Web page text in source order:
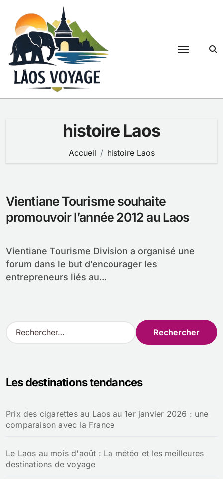
contenu
histoire Laos
Accueil histoire Laos
Vientiane Tourisme souhaite
promouvoir l’année 2012 au Laos
Vientiane Tourisme Division a organisé une
forum dans le but d’encourager les
entrepreneurs liés au...
R
e
r
e
r
Les destinations tendances
Prix des cigarettes au Laos au 1er janvier 2026 : une
comparaison avec la France
Le Laos au mois d'août : La météo et les meilleures
destinations de voyage